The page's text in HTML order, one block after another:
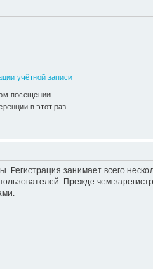
учётной записи
посещении
в этот раз
занимает всего
Прежде чем